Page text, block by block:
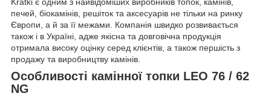
печей, біокамінів, решіток та аксесуарів не тільки на ринку
Європи, а й за її межами. Компанія швидко розвивається
також і в Україні, адже якісна та довговічна продукція
отримала високу оцінку серед клієнтів, а також першість з
продажу та виробництву камінів.
Особливості камінної топки LEO 76 / 62
NG